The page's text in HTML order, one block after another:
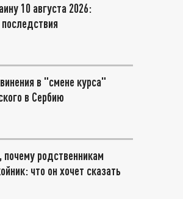
10 августа 2026:
в "смене курса"
в Сербию
почему родственникам
что он хочет сказать